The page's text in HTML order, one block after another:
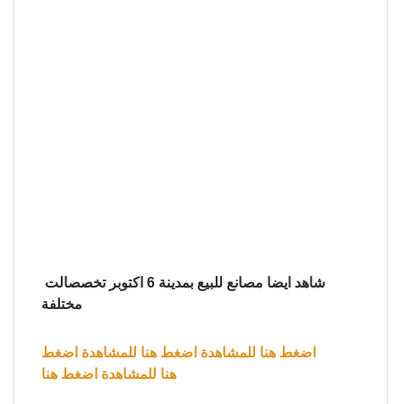
مختلفة
اضغط هنا للمشاهدة اضغط هنا للمشاهدة اضغط
هنا للمشاهدة اضغط هنا